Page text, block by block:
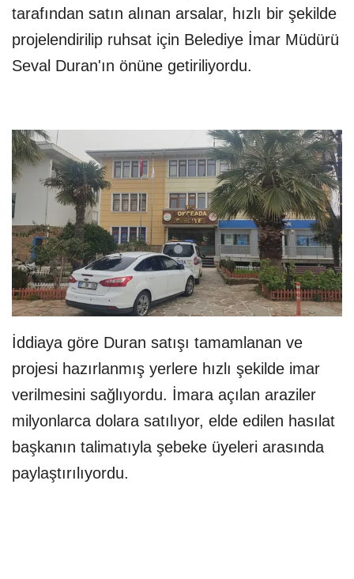
tarafından satın alınan arsalar, hızlı bir şekilde
projelendirilip ruhsat için Belediye İmar Müdürü
Seval Duran'ın önüne getiriliyordu.
İddiaya göre Duran satışı tamamlanan ve
projesi hazırlanmış yerlere hızlı şekilde imar
verilmesini sağlıyordu. İmara açılan araziler
milyonlarca dolara satılıyor, elde edilen hasılat
başkanın talimatıyla şebeke üyeleri arasında
paylaştırılıyordu.